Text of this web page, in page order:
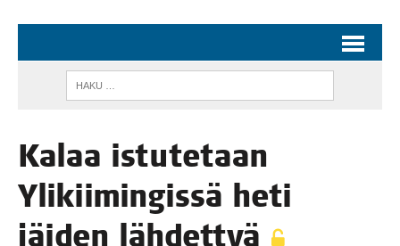
Kalaa istu­te­taan
Yli­kii­min­gis­sä heti
jäi­den lähdettyä